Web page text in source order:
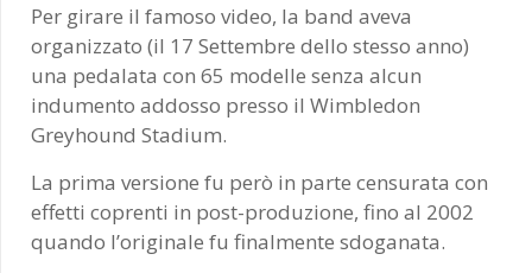
Per girare il famoso video, la band aveva
organizzato (il 17 Settembre dello stesso anno)
una pedalata con 65 modelle senza alcun
indumento addosso presso il Wimbledon
Greyhound Stadium.
La prima versione fu però in parte censurata con
effetti coprenti in post-produzione, fino al 2002
quando l’originale fu finalmente sdoganata.